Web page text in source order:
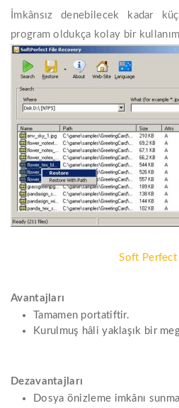
İmkânsız denebilecek kadar
program oldukça kolay bir
Soft Perfect
Avantajları
Tamamen portatiftir.
Kurulmuş hâli yaklaşık bir
Dezavantajları
Dosya önizleme imkânı